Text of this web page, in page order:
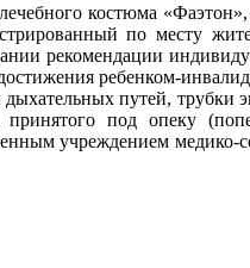
костюма
по месту
рекомендации
ребенком-
путей,
под опеку
учреждением медико-